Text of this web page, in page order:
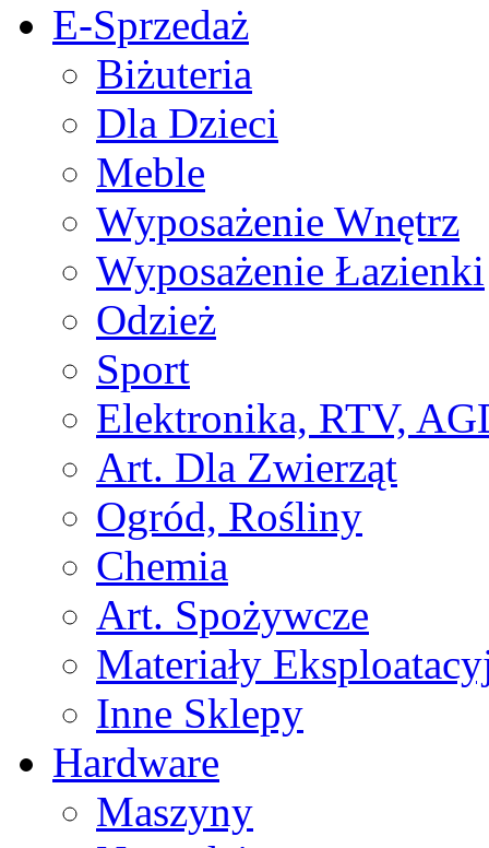
E-Sprzedaż
Biżuteria
Dla Dzieci
Meble
Wyposażenie Wnętrz
Wyposażenie Łazienki
Odzież
Sport
Elektronika, RTV,
Art. Dla Zwierząt
Ogród, Rośliny
Chemia
Art. Spożywcze
Materiały
Inne Sklepy
Hardware
Maszyny